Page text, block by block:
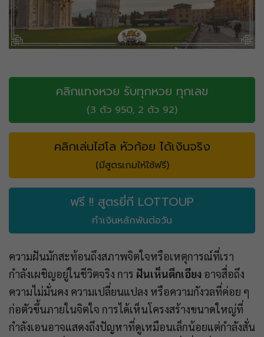
คลิกแทงหวย รับทุกหวย ทุกเลข
(3 ตัว 950, 2 ตัว 92)
คลิกเล่นไฮโล หัวก้อย ได้เงินจริง
(มีสูตรเกมให้ใช้ฟรี)
ฟรี !! สูตรยี่กี LOTTOUP
ทำเงินหลักพันต่อวัน
ความฝันมักสะท้อนถึงสภาพจิตใจหรือเหตุการณ์ที่เรา
กำลังเผชิญอยู่ในชีวิตจริง การ ฝันเห็นตึกเอียง อาจสื่อถึง
ความไม่มั่นคง ความเปลี่ยนแปลง หรือความกังวลที่ค่อย ๆ
ก่อตัวขึ้นภายในจิตใจ การได้เห็นโครงสร้างขนาดใหญ่ที่
กำลังเอนอาจแสดงถึงปัญหาที่ดูเหมือนเล็กน้อยแต่กำลังสั่น